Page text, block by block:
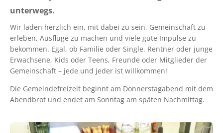
unterwegs.
Wir laden herzlich ein, mit dabei zu sein, Gemeinschaft zu
erleben, Ausflüge zu machen und viele gute Impulse zu
bekommen. Egal, ob Familie oder Single, Rentner oder junge
Erwachsene, Kids oder Teens, Freunde oder Mitglieder der
Gemeinschaft – jede und jeder ist willkommen!
Die Gemeindefreizeit beginnt am Donnerstagabend mit dem
Abendbrot und endet am Sonntag am späten Nachmittag.